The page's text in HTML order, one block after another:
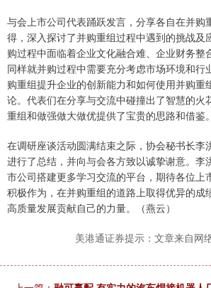
与会上市公司代表踊跃发言，分享各自在并购
得，深入探讨了并购重组过程中遇到的挑战及
购过程中面临着企业文化融合难、企业财务整
同样就并购过程中需要充分考虑市场环境和行
购重组提升企业的创新能力和如何使用并购重
论。代表们在分享与交流中碰撞出了智慧的火
重组和做强做大做优提供了宝贵的思路和借鉴。
在调研座谈活动圆满结束之际，协会秘书长李
进行了总结，并向与会各方致以诚挚谢意。李
市公司搭建更多学习交流的平台，期待各位上
积极作为，在并购重组的道路上取得优异的成
高质量发展贡献自己的力量。（燕云）
美港通证券提示：文章来自网